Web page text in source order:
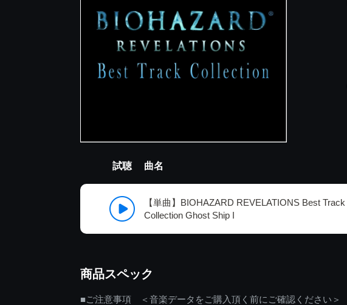
試聴 曲名
【単曲】BIOHAZARD REVELATIONS Best Track
Collection Ghost Ship I
商品スペック
■ご注意事項 ＜音楽データをご購入頂く前にご確認ください＞